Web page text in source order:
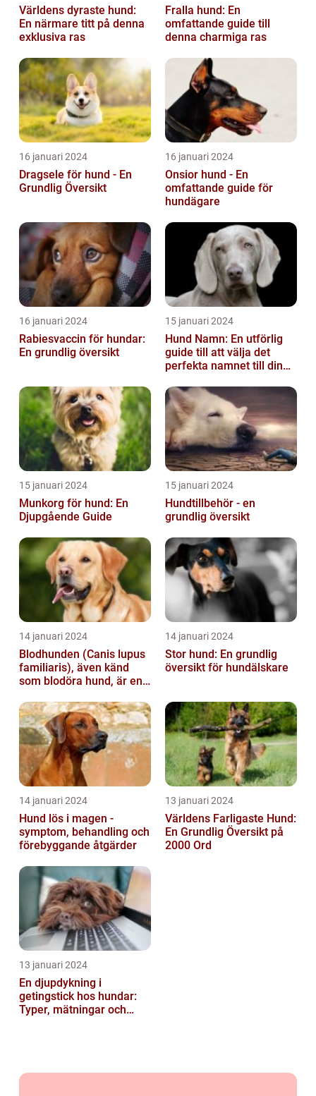
Världens dyraste hund:
En närmare titt på denna
exklusiva ras
Fralla hund: En
omfattande guide till
denna charmiga ras
16 januari 2024
Dragsele för hund - En
Grundlig Översikt
16 januari 2024
Onsior hund - En
omfattande guide för
hundägare
16 januari 2024
Rabiesvaccin för hundar:
En grundlig översikt
15 januari 2024
Hund Namn: En utförlig
guide till att välja det
perfekta namnet till din
15 januari 2024
Munkorg för hund: En
Djupgående Guide
15 januari 2024
Hundtillbehör - en
grundlig översikt
14 januari 2024
Blodhunden (Canis lupus
familiaris), även känd
som blodöra hund, är en
kara...
14 januari 2024
Stor hund: En grundlig
översikt för hundälskare
14 januari 2024
Hund lös i magen -
symptom, behandling och
förebyggande åtgärder
13 januari 2024
Världens Farligaste Hund:
En Grundlig Översikt på
2000 Ord
13 januari 2024
En djupdykning i
getingstick hos hundar:
Typer, mätningar och